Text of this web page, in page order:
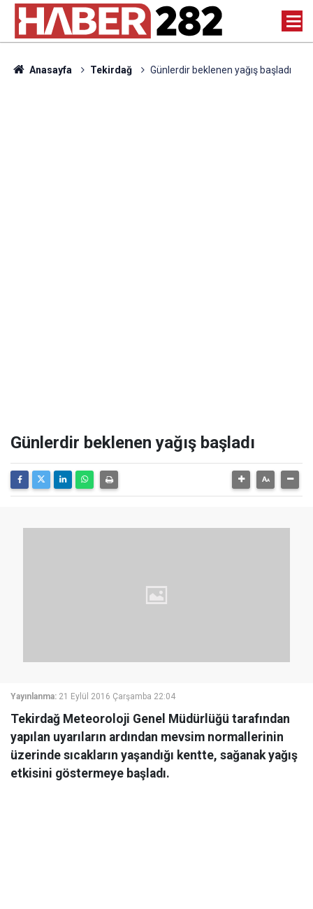
Anasayfa Tekirdağ Günlerdir beklenen yağış başladı
Günlerdir beklenen yağış başladı
Yayınlanma: 21 Eylül 2016 Çarşamba 22:04
Tekirdağ Meteoroloji Genel Müdürlüğü tarafından
yapılan uyarıların ardından mevsim normallerinin
üzerinde sıcakların yaşandığı kentte, sağanak yağış
etkisini göstermeye başladı.